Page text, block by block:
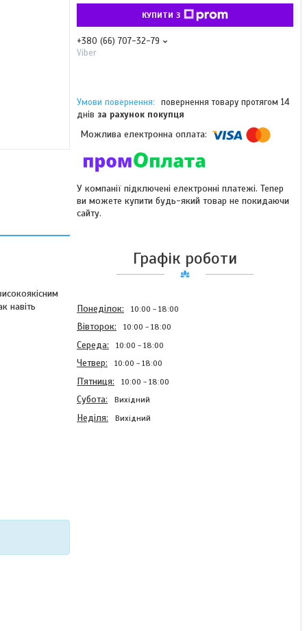
навіть
КУПИТИ З
+380 (66) 707-32-79
Viber
повернення товару протягом 14
днів за рахунок покупця
У компанії підключені електронні платежі. Тепер
ви можете купити будь-який товар не покидаючи
сайту.
Графік роботи
Понеділок 10:00 18:00
Вівторок 10:00 18:00
Середа 10:00 18:00
Четвер 10:00 18:00
Пʼятниця 10:00 18:00
Субота Вихідний
Неділя Вихідний